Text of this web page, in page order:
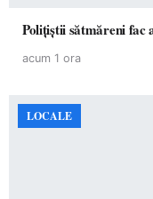
acum 1 ora
LOCALE